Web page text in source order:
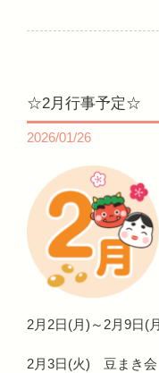
☆2月行事予定☆
2026/01/26
2月2日(月)～2月9日
2月3日(火) 豆まき